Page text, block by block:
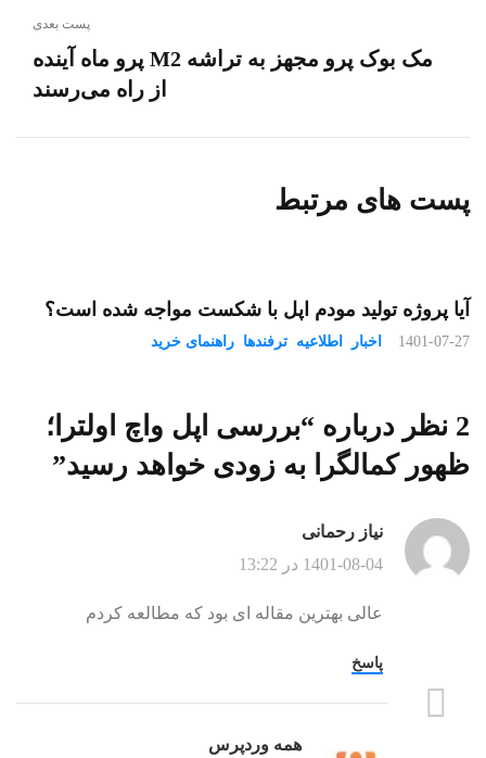
پست بعدی
مک بوک پرو مجهز به تراشه M2 پرو ماه آینده
از راه می‌رسند
پست های مرتبط
آیا پروژه تولید مودم اپل با شکست مواجه شده است؟
1401-07-27 اخبار اطلاعیه ترفندها راهنمای خرید
2 نظر درباره “
بررسی اپل واچ اولترا؛
ظهور کمالگرا به زودی خواهد رسید”
نیاز رحمانی
1401-08-04 در 13:22
عالی بهترین مقاله ای بود که مطالعه کردم
پاسخ
همه وردپرس